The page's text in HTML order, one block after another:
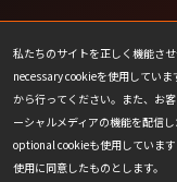
私たちのサイトを正しく機能さ
necessary cookieを使用してい
から行ってください。また、お
ーシャルメディアの機能を配信
optional cookieも使用していま
使用に同意したものとします。
ファンコンテンツ・
COOKIE
会社情報